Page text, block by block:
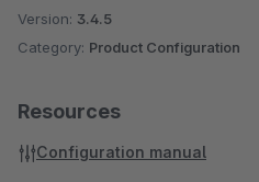
Version: 3.4.5
Category: Product Configuration
Resources
Configuration manual